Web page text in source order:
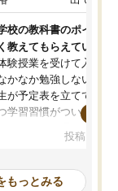
校の教科書のポイント
く教えてもらえている
験授業を受けて入塾し
かなか勉強しない息子
が予定表を立ててくれ
学習習慣がついてきま
指導が無い日も予定表
できるのでとても助か
投稿日：
もっとみる